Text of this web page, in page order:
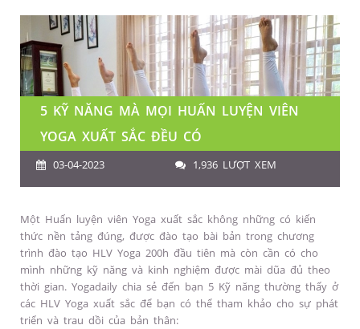
5 KỸ NĂNG MÀ MỌI HUẤN LUYỆN VIÊN
YOGA XUẤT SẮC ĐỀU CÓ
03-04-2023 1,936 LƯỢT XEM
Một Huấn luyện viên Yoga xuất sắc không những có kiến
thức nền tảng đúng, được đào tạo bài bản trong chương
trình đào tạo HLV Yoga 200h đầu tiên mà còn cần có cho
mình những kỹ năng và kinh nghiệm được mài dũa đủ theo
thời gian. Yogadaily chia sẻ đến bạn 5 Kỹ năng thường thấy ở
các HLV Yoga xuất sắc để bạn có thể tham khảo cho sự phát
triển và trau dồi của bản thân: